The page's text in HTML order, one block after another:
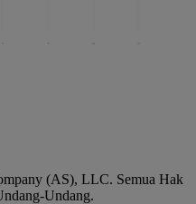
(AS), LLC. Semua Hak
Undang.